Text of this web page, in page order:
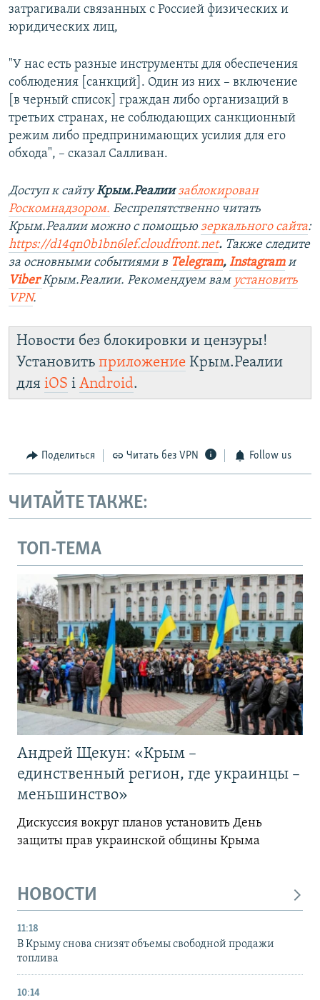
затрагивали связанных с Россией физических и
юридических лиц,
"У нас есть разные инструменты для обеспечения
соблюдения [санкций]. Один из них – включение
[в черный список] граждан либо организаций в
третьих странах, не соблюдающих санкционный
режим либо предпринимающих усилия для его
обхода", – сказал Салливан.
Доступ к сайтуКрым.Реалии заблокирован
Роскомнадзором. Беспрепятственно читать
Крым.Реалии можно с помощью зеркального сайта:
https://d14qn0b1bn6lef.cloudfront.net. Также следите
за основными событиями в Telegram, Instagramи
ViberКрым.Реалии. Рекомендуем вам установить
VPN.
Новости без блокировки и цензуры!
Установить приложение Крым.Реалии
для iOS і Android.
Поделиться Читать без VPN Follow us
ЧИТАЙТЕ ТАКЖЕ:
ТОП-ТЕМА
Андрей Щекун: «Крым –
единственный регион, где украинцы –
меньшинство»
Дискуссия вокруг планов установить День
защиты прав украинской общины Крыма
НОВОСТИ
11:18
В Крыму снова снизят объемы свободной продажи
топлива
10:14